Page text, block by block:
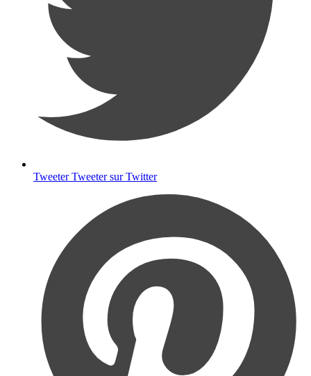
Tweeter Tweeter sur Twitter